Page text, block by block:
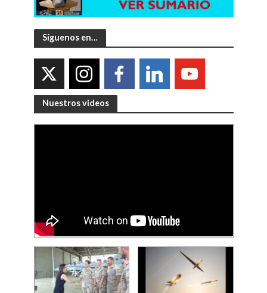
Síguenos en…
Nuestros videos